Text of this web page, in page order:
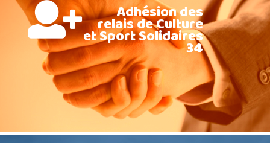
Adhésion des
relais de Culture
et Sport Solidaires
34